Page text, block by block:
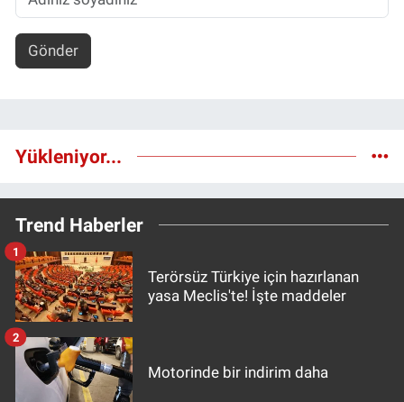
Gönder
Yükleniyor...
Trend Haberler
Terörsüz Türkiye için hazırlanan
yasa Meclis'te! İşte maddeler
1
Motorinde bir indirim daha
2